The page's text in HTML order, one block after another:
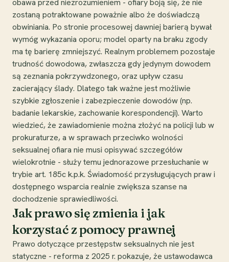
obawa przed niezrozumieniem - ofiary boją się, że nie
zostaną potraktowane poważnie albo że doświadczą
obwiniania. Po stronie procesowej dawniej barierą bywał
wymóg wykazania oporu; model oparty na braku zgody
ma tę barierę zmniejszyć. Realnym problemem pozostaje
trudność dowodowa, zwłaszcza gdy jedynym dowodem
są zeznania pokrzywdzonego, oraz upływ czasu
zacierający ślady. Dlatego tak ważne jest możliwie
szybkie zgłoszenie i zabezpieczenie dowodów (np.
badanie lekarskie, zachowanie korespondencji). Warto
wiedzieć, że zawiadomienie można złożyć na policji lub w
prokuraturze, a w sprawach przeciwko wolności
seksualnej ofiara nie musi opisywać szczegółów
wielokrotnie - służy temu jednorazowe przesłuchanie w
trybie art. 185c k.p.k. Świadomość przysługujących praw i
dostępnego wsparcia realnie zwiększa szanse na
dochodzenie sprawiedliwości.
Jak prawo się zmienia i jak
korzystać z pomocy prawnej
Prawo dotyczące przestępstw seksualnych nie jest
statyczne - reforma z 2025 r. pokazuje, że ustawodawca